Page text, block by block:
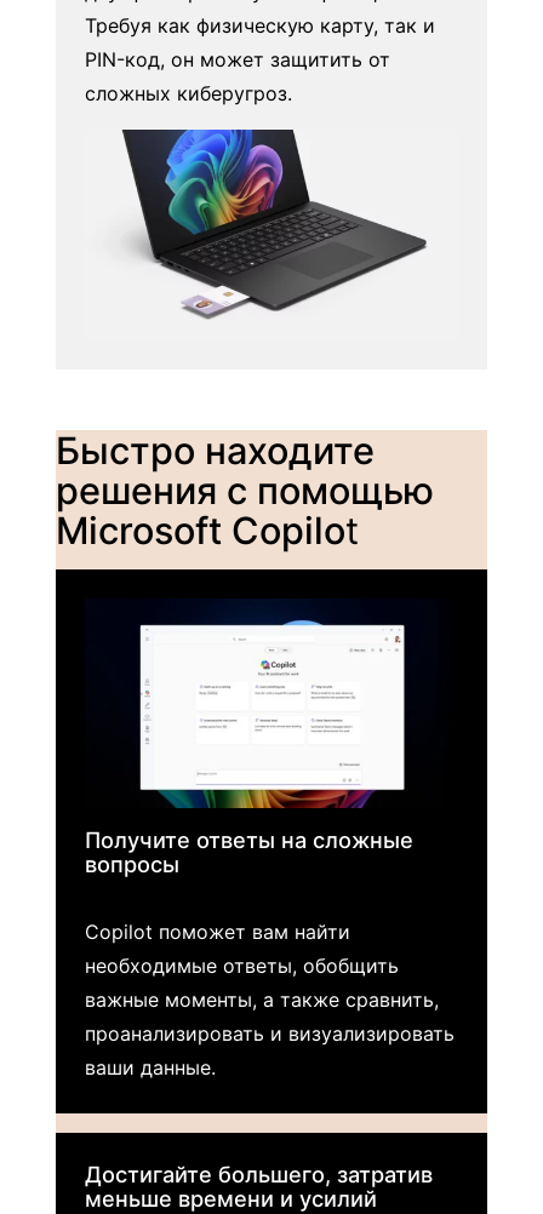
Требуя как физическую карту, так и
PIN-код, он может защитить от
сложных киберугроз.
Быстро находите
решения с помощью
Microsoft Copilot
Получите ответы на сложные
вопросы
Copilot поможет вам найти
необходимые ответы, обобщить
важные моменты, а также сравнить,
проанализировать и визуализировать
ваши данные.
Достигайте большего, затратив
меньше времени и усилий